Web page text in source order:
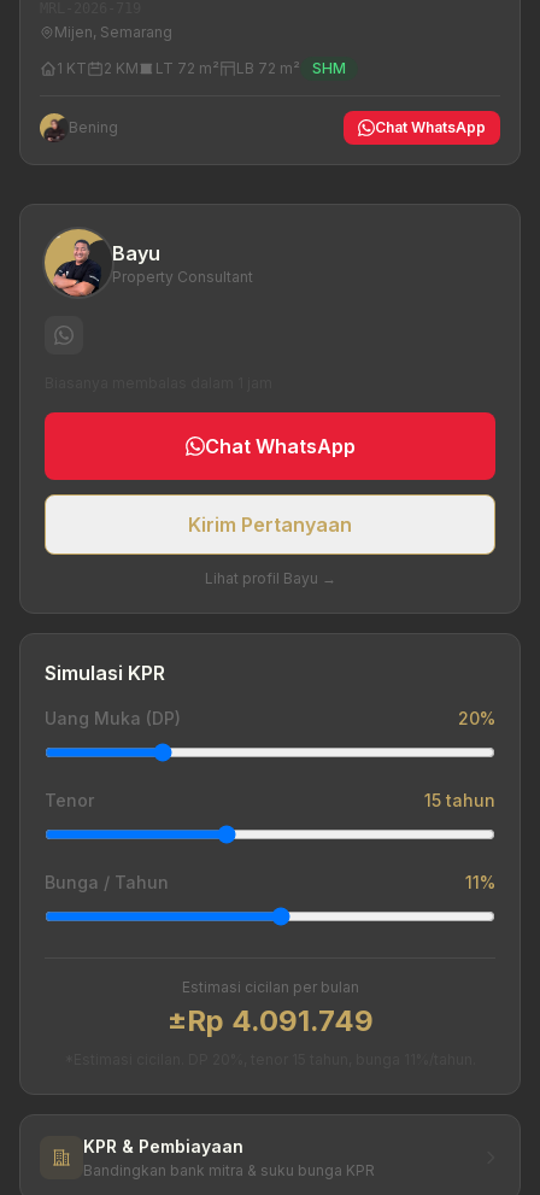
Mijen, Semarang
1 KT
2 KM LT 72 m² LB 72 m² SHM
Bening Chat WhatsApp
Bayu
Property Consultant
Chat WhatsApp
Kirim Pertanyaan
Lihat profil Bayu →
Simulasi KPR
Uang Muka (DP) 20%
Tenor 15 tahun
Bunga / Tahun 11%
Estimasi cicilan per bulan
±Rp 4.091.749
KPR & Pembiayaan
Bandingkan bank mitra & suku bunga KPR